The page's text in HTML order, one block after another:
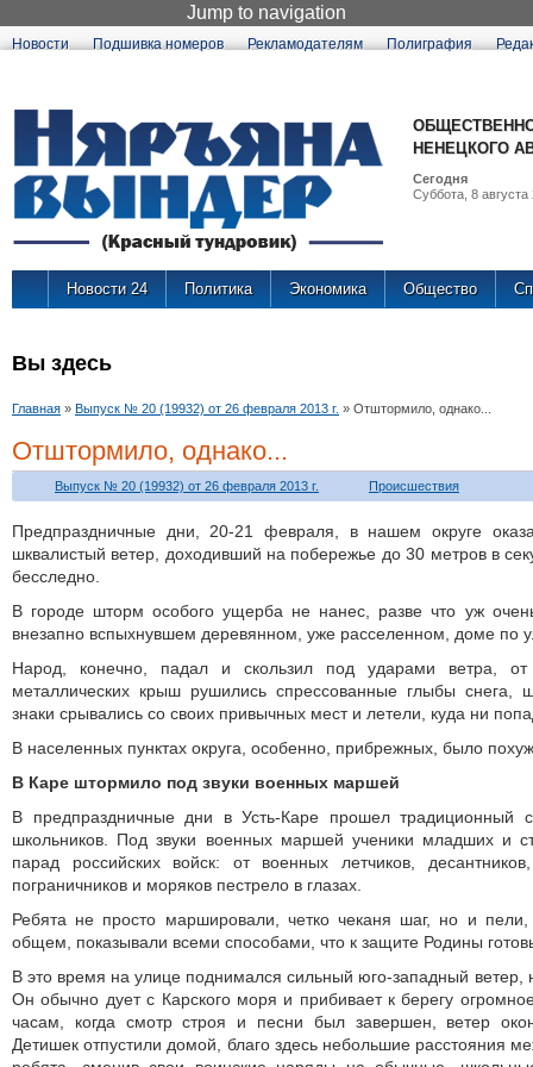
Jump to navigation
Новости Подшивка номеров Рекламодателям Полиграфия
НЕНЕЦКОГО
Сегодня
Суббота, 8 августа
Новости 24 Политика Экономика Общество
Вы здесь
Главная » Выпуск № 20 (19932) от 26 февраля 2013 г. » Отштормило, однако...
Отштормило, однако...
Выпуск № 20 (19932) от 26 февраля 2013 г. Происшествия
Предпраздничные дни, 20-21 февраля, в нашем округе
шквалистый ветер, доходивший на побережье до 30 метров в
бесследно.
В городе шторм особого ущерба не нанес, разве что уж
внезапно вспыхнувшем деревянном, уже расселенном, доме по
Народ, конечно, падал и скользил под ударами ветра,
металлических крыш рушились спрессованные глыбы снега,
знаки срывались со своих привычных мест и летели, куда ни
В населенных пунктах округа, особенно, прибрежных, было
В Каре штормило под звуки военных маршей
В предпраздничные дни в Усть-Каре прошел традиционный
школьников. Под звуки военных маршей ученики младших и
парад российских войск: от военных летчиков, десантников,
пограничников и моряков пестрело в глазах.
Ребята не просто маршировали, четко чеканя шаг, но и
общем, показывали всеми способами, что к защите Родины
В это время на улице поднимался сильный юго-западный ветер,
Он обычно дует с Карского моря и прибивает к берегу
часам, когда смотр строя и песни был завершен, ветер
Детишек отпустили домой, благо здесь небольшие расстояния